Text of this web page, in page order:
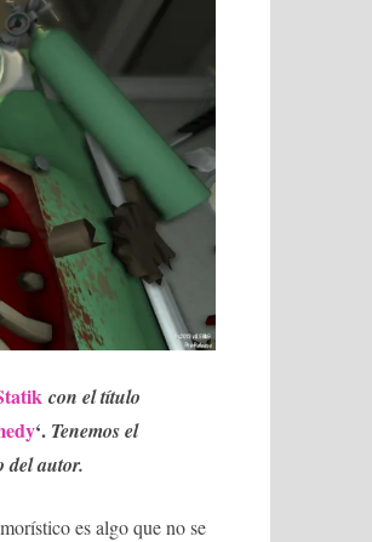
con el título
‘. Tenemos el
del autor.
es algo que no se